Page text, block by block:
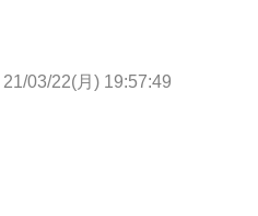
21/03/22(月) 19:57:49